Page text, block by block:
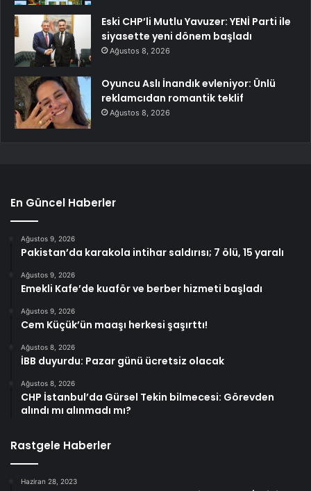
Eski CHP’li Mutlu Yavuzer: YENİ Parti ile
siyasette yeni dönem başladı
Ağustos 8, 2026
Oyuncu Aslı İnandık evleniyor: Ünlü
reklamcıdan romantik teklif
Ağustos 8, 2026
En Güncel Haberler
Ağustos 9, 2026
Pakistan’da karakola intihar saldırısı; 7 ölü, 15 yaralı
Ağustos 9, 2026
Emekli Kafe’de kuaför ve berber hizmeti başladı
Ağustos 9, 2026
Cem Küçük’ün maaşı herkesi şaşırttı!
Ağustos 8, 2026
İBB duyurdu: Pazar günü ücretsiz olacak
Ağustos 8, 2026
CHP İstanbul’da Gürsel Tekin bilmecesi: Görevden
alındı mı alınmadı mı?
Rastgele Haberler
Haziran 28, 2023